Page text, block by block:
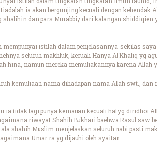
ia akan bergunjing kecuali dengan
shalihin dan pars Murabbiy dari kalangan
istilah dalam penjelasannya, sekilas saya
seluruh makhluk, kecuali Hanya Al Khaliq yg
hina, namun mereka memuliakannya karena
kemuliaan nama dihadapan nama Allah swt.,
ia tidak lagi punya kemauan kecuali hal yg diridhoi
riwayat Shahih Bukhari baehwa Rasul saw
shahih Muslim menjelaskan seluruh nabi pasti
Umar ra yg dijauhi oleh syaitan.